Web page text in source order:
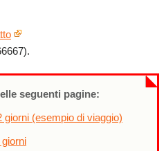
seguenti pagine:
giorni (esempio di viaggio)